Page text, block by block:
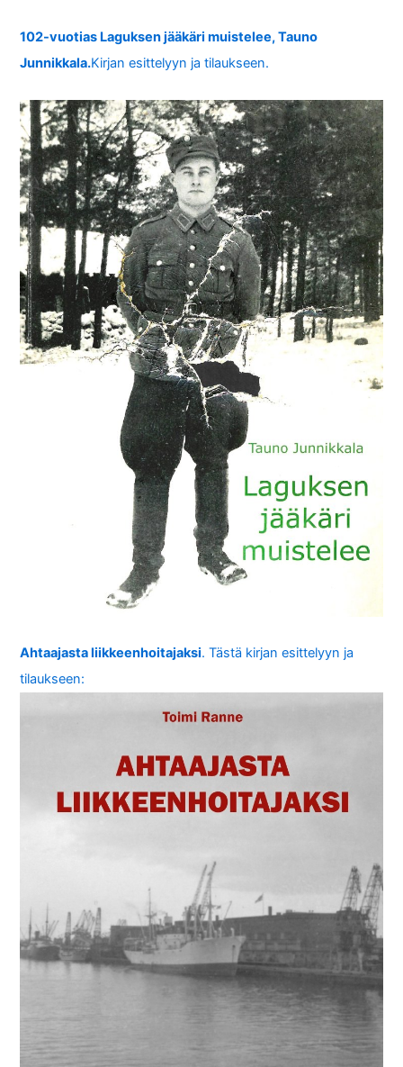
102-vuotias Laguksen jääkäri muistelee, Tauno
Junnikkala.Kirjan esittelyyn ja tilaukseen.
Ahtaajasta liikkeenhoitajaksi. Tästä kirjan esittelyyn ja
tilaukseen: